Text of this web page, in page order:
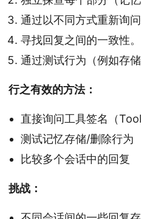
通过以不同方式重新询
寻找回复之间的一致性。
通过测试行为（例如存
行之有效的方法：
直接询问工具签名（
测试记忆存储/删除行为
比较多个会话中的回复
挑战：